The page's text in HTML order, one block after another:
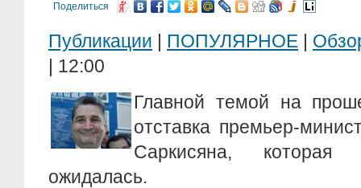
Поделиться
Публикации | ПОПУЛЯРНОЕ |
| 12:00
Главной темой на
отставка премьер-
Саркисяна,
ожидалась.